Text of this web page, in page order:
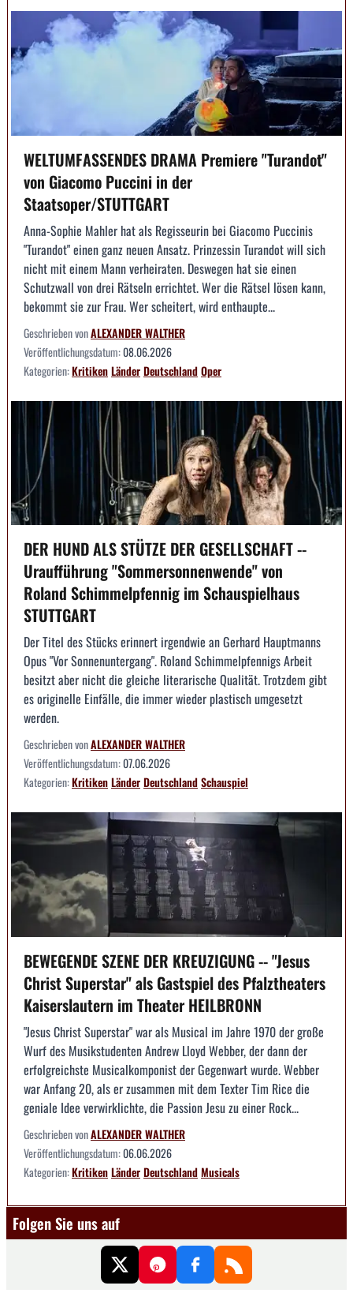
WELTUMFASSENDES DRAMA Premiere "Turandot"
von Giacomo Puccini in der
Staatsoper/STUTTGART
Anna-Sophie Mahler hat als Regisseurin bei Giacomo Puccinis
"Turandot" einen ganz neuen Ansatz. Prinzessin Turandot will sich
nicht mit einem Mann verheiraten. Deswegen hat sie einen
Schutzwall von drei Rätseln errichtet. Wer die Rätsel lösen kann,
bekommt sie zur Frau. Wer scheitert, wird enthaupte...
Geschrieben vonALEXANDER WALTHER
Veröffentlichungsdatum:08.06.2026
Kategorien:KritikenLänderDeutschlandOper
DER HUND ALS STÜTZE DER GESELLSCHAFT --
Uraufführung "Sommersonnenwende" von
Roland Schimmelpfennig im Schauspielhaus
STUTTGART
Der Titel des Stücks erinnert irgendwie an Gerhard Hauptmanns
Opus "Vor Sonnenuntergang". Roland Schimmelpfennigs Arbeit
besitzt aber nicht die gleiche literarische Qualität. Trotzdem gibt
es originelle Einfälle, die immer wieder plastisch umgesetzt
werden.
Geschrieben vonALEXANDER WALTHER
Veröffentlichungsdatum:07.06.2026
Kategorien:KritikenLänderDeutschlandSchauspiel
BEWEGENDE SZENE DER KREUZIGUNG -- "Jesus
Christ Superstar" als Gastspiel des Pfalztheaters
Kaiserslautern im Theater HEILBRONN
"Jesus Christ Superstar" war als Musical im Jahre 1970 der große
Wurf des Musikstudenten Andrew Lloyd Webber, der dann der
erfolgreichste Musicalkomponist der Gegenwart wurde. Webber
war Anfang 20, als er zusammen mit dem Texter Tim Rice die
geniale Idee verwirklichte, die Passion Jesu zu einer Rock...
Geschrieben vonALEXANDER WALTHER
Veröffentlichungsdatum:06.06.2026
Kategorien:KritikenLänderDeutschlandMusicals
Folgen Sie uns auf